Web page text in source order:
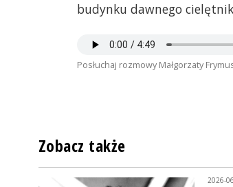
budynku dawnego
Posłuchaj rozmowy Małgorzaty
Zobacz także
2026-